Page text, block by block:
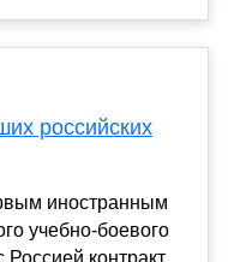
российских
иностранным
учебно-боевого